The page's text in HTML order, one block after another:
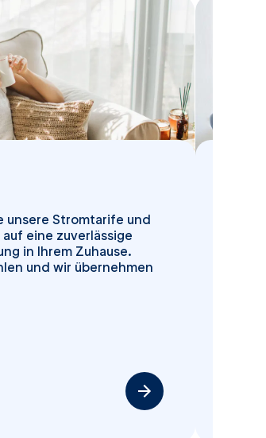
unsere Stromtarife und
eine zuverlässige
in Ihrem Zuhause.
und wir übernehmen